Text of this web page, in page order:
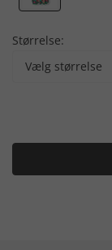
Størrelse:
Vælg størrelse